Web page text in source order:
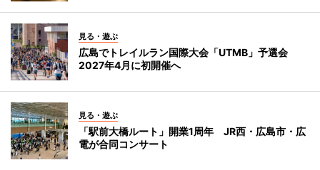
見る・遊ぶ
広島でトレイルラン国際大会「UTMB」予選会
2027年4月に初開催へ
見る・遊ぶ
「駅前大橋ルート」開業1周年 JR西・広島市・広
電が合同コンサート